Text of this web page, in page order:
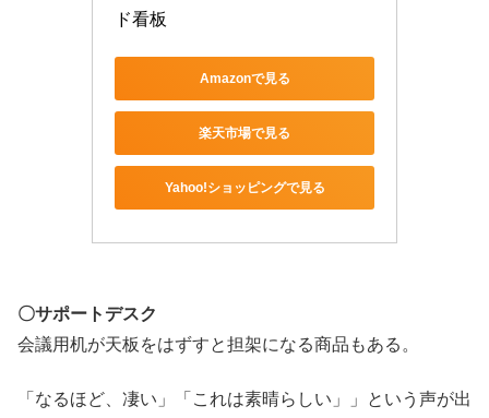
ド看板
Amazonで見る
楽天市場で見る
Yahoo!ショッピングで見る
〇サポートデスク
会議用机が天板をはずすと担架になる商品もある。
「なるほど、凄い」「これは素晴らしい」」という声が出